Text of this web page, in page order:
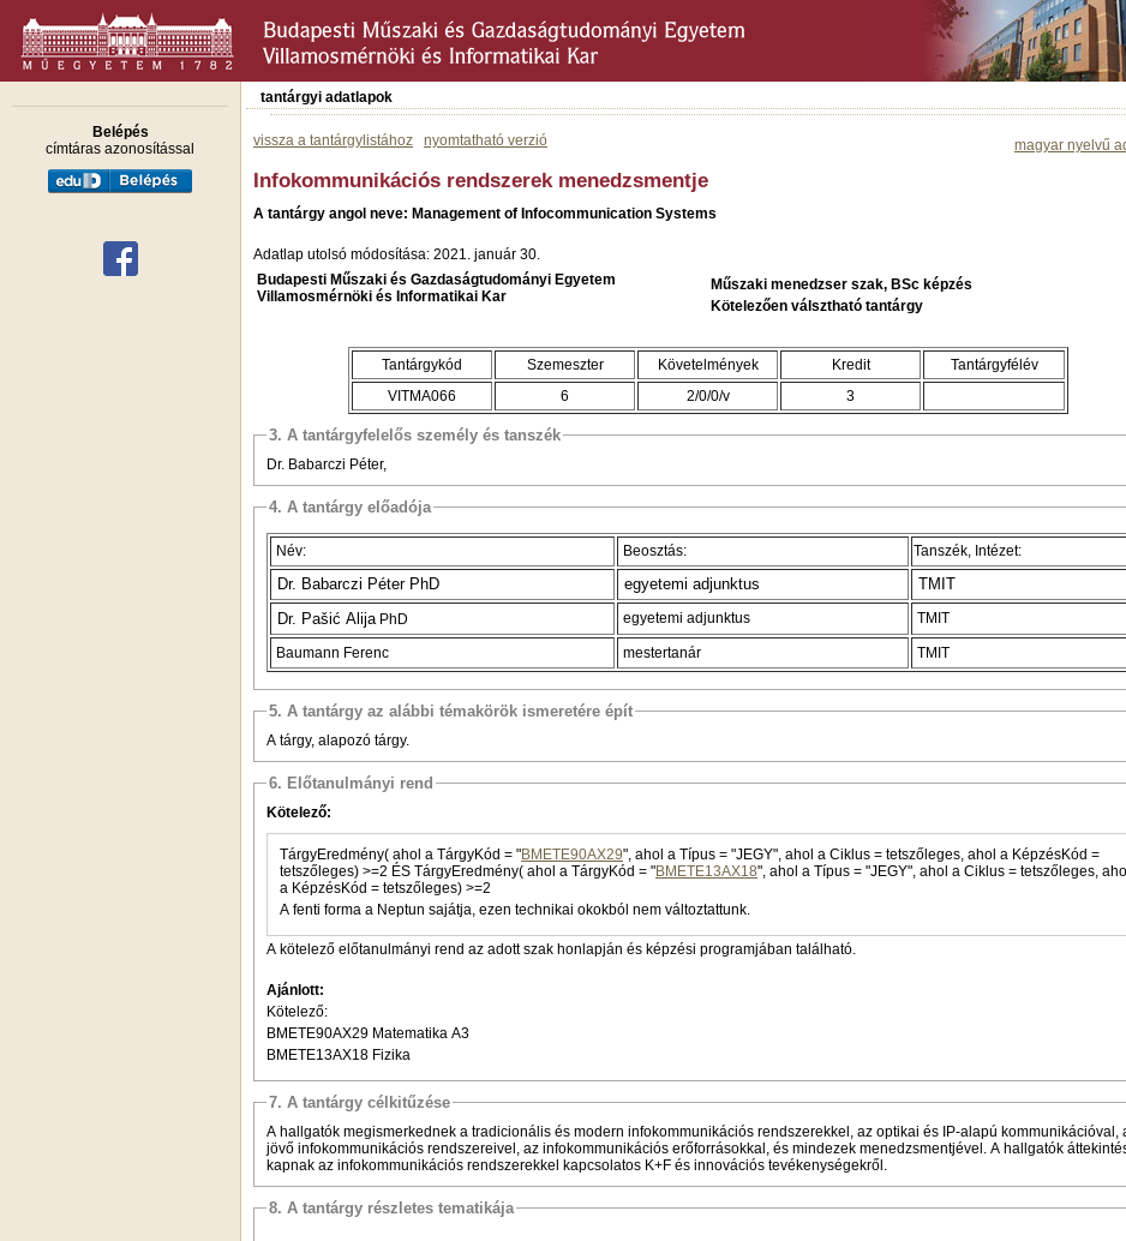
Belépés
címtáras azonosítással
tantárgyi adatlapok
magyar nyelvű
vissza a tantárgylistához nyomtatható verzió
Infokommunikációs rendszerek menedzsmentje
A tantárgy angol neve: Management of Infocommunication Systems
Adatlap utolsó módosítása: 2021. január 30.
Budapesti Műszaki és Gazdaságtudományi Egyetem
Villamosmérnöki és Informatikai Kar
Műszaki menedzser szak, BSc képzés
Kötelezően válsztható tantárgy
Tantárgykód Szemeszter Követelmények Kredit
Tantárgyfélév
VITMA066
6 2/0/0/v 3
3. A tantárgyfelelős személy és tanszék
Dr. Babarczi Péter,
4. A tantárgy előadója
Név: Beosztás: Tanszék, Intézet:
Dr. Babarczi Péter PhD egyetemi adjunktus
TMIT
Dr. Pašić AlijaPhD egyetemi adjunktus TMIT
Baumann Ferenc mestertanár TMIT
5. A tantárgy az alábbi témakörök ismeretére épít
A tárgy, alapozó tárgy.
6. Előtanulmányi rend
Kötelező:
TárgyEredmény( ahol a TárgyKód = "BMETE90AX29", ahol a Típus = "JEGY", ahol a Ciklus = tetszőleges, ahol a KépzésKód =
tetszőleges) >=2 ÉS TárgyEredmény( ahol a TárgyKód = "BMETE13AX18", ahol a Típus = "JEGY", ahol a Ciklus = tetszőleges,
a KépzésKód = tetszőleges) >=2
A fenti forma a Neptun sajátja, ezen technikai okokból nem változtattunk.
A kötelező előtanulmányi rend az adott szak honlapján és képzési programjában található.
Ajánlott:
Kötelező:
BMETE90AX29 Matematika A3
BMETE13AX18 Fizika
7. A tantárgy célkitűzése
A hallgatók megismerkednek a tradicionális és modern infokommunikációs rendszerekkel, az optikai és IP-alapú kommunikációval,
jövő infokommunikációs rendszereivel, az infokommunikációs erőforrásokkal, és mindezek menedzsmentjével. A hallgatók
kapnak az infokommunikációs rendszerekkel kapcsolatos K+F és innovációs tevékenységekről.
8. A tantárgy részletes tematikája